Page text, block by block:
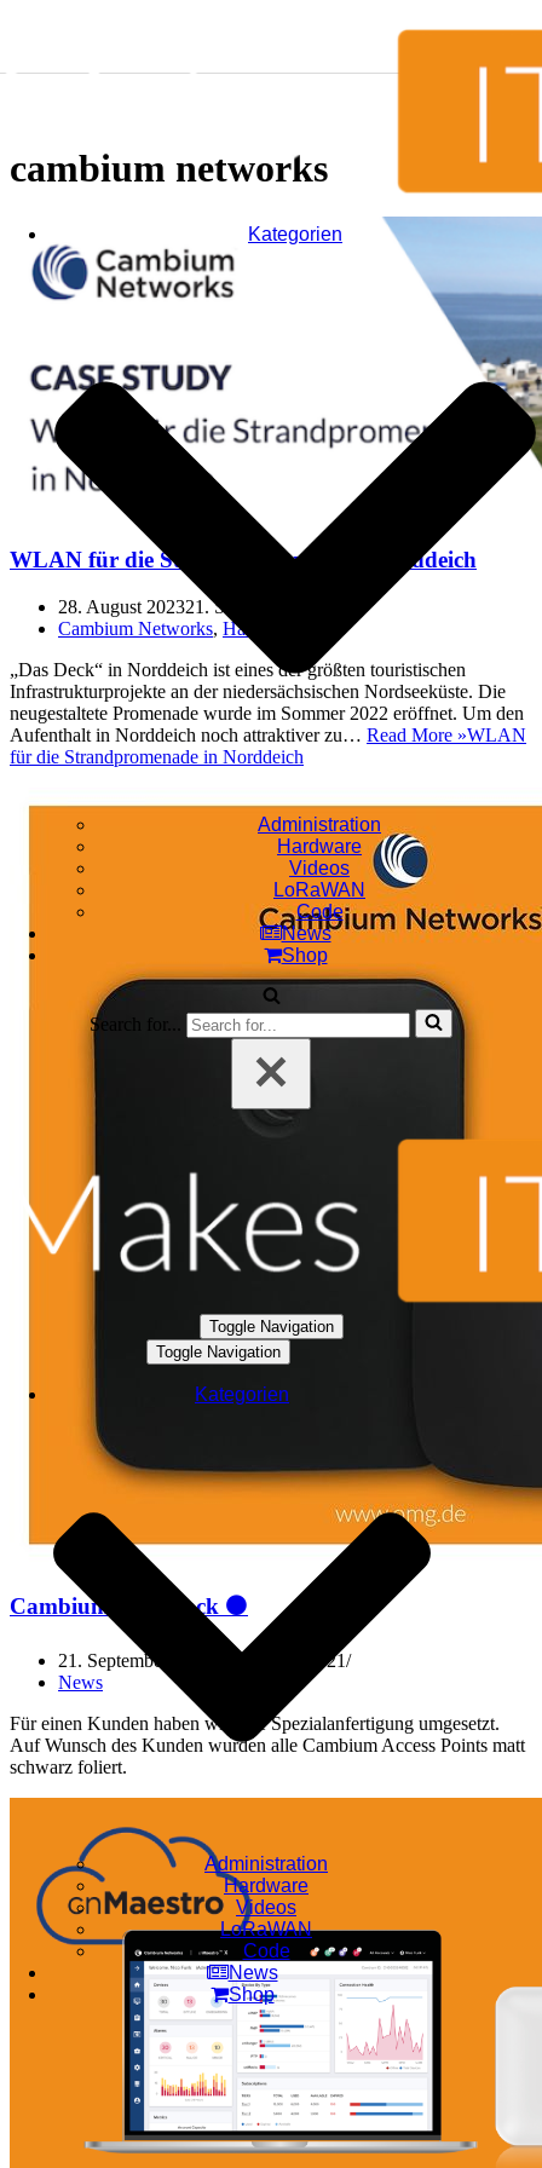
Kategorien
Administration
Hardware
Videos
LoRaWAN
Code
News
Shop
Search for...
Toggle Navigation
Toggle Navigation
Kategorien
Administration
Hardware
Videos
LoRaWAN
Code
News
Shop
cambium networks
WLAN für die Strandpromenade in Norddeich
28. August 202321. September 2023
Cambium Networks, Hardware
„Das Deck“ in Norddeich ist eines der größten touristischen
Infrastrukturprojekte an der niedersächsischen Nordseeküste. Die
neugestaltete Promenade wurde im Sommer 2022 eröffnet. Um den
Aufenthalt in Norddeich noch attraktiver zu… Read More »WLAN
für die Strandpromenade in Norddeich
Cambium goes black ⚫️
21. September 2021
26. October 2021
News
Für einen Kunden haben wir eine Spezialanfertigung umgesetzt.
Auf Wunsch des Kunden wurden alle Cambium Access Points matt
schwarz foliert.